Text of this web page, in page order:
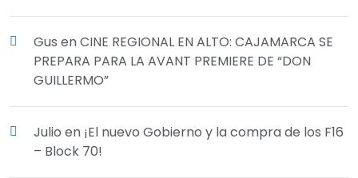
Gus enCINE REGIONAL EN ALTO: CAJAMARCA SE
PREPARA PARA LA AVANT PREMIERE DE “DON
GUILLERMO”
Julio en ¡El nuevo Gobierno y la compra de los F16
– Block 70!